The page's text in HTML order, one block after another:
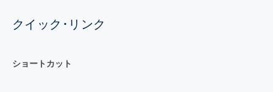
クイック･リンク
ショートカット